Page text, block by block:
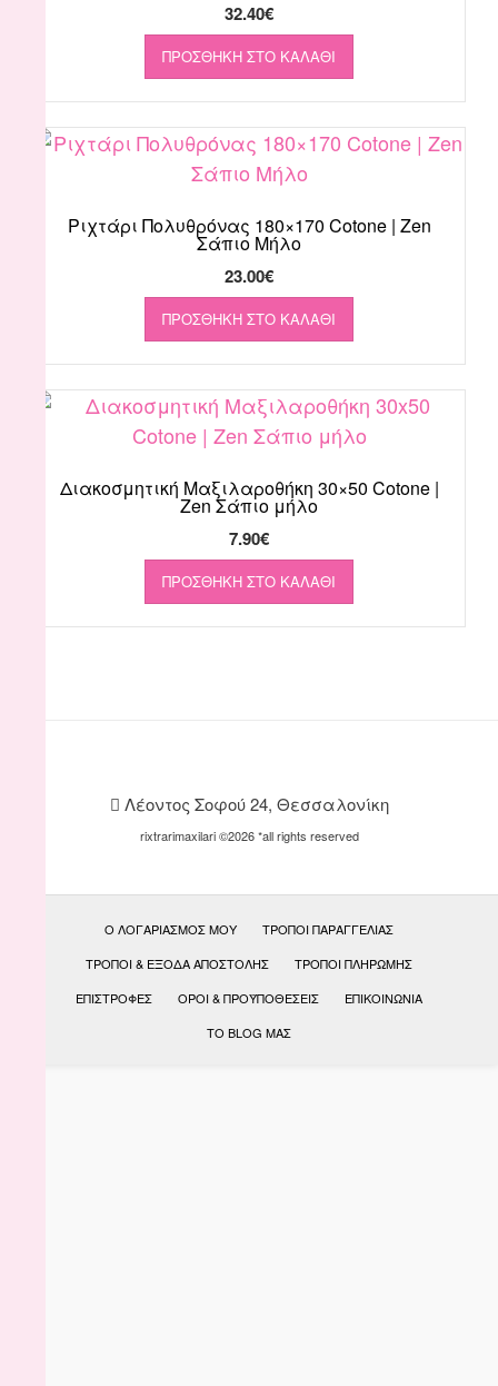
32.40€
ΠΡΟΣΘΉΚΗ ΣΤΟ ΚΑΛΆΘΙ
Ριχτάρι Πολυθρόνας 180×170 Cotone | Zen
Σάπιο Μήλο
23.00€
ΠΡΟΣΘΉΚΗ ΣΤΟ ΚΑΛΆΘΙ
Διακοσμητική Μαξιλαροθήκη 30×50 Cotone |
Zen Σάπιο μήλο
7.90€
ΠΡΟΣΘΉΚΗ ΣΤΟ ΚΑΛΆΘΙ
Λέοντος Σοφού 24, Θεσσαλονίκη
rixtrarimaxilari ©2026 *all rights reserved
Ο ΛΟΓΑΡΙΑΣΜΌΣ ΜΟΥ
ΤΡΌΠΟΙ ΠΑΡΑΓΓΕΛΊΑΣ
ΤΡΌΠΟΙ & ΈΞΟΔΑ ΑΠΟΣΤΟΛΉΣ
ΤΡΌΠΟΙ ΠΛΗΡΩΜΉΣ
ΕΠΙΣΤΡΟΦΈΣ
ΟΡΟΙ & ΠΡΟΫΠΟΘΕΣΕΙΣ
ΕΠΙΚΟΙΝΩΝΊΑ
ΤΟ BLOG ΜΑΣ